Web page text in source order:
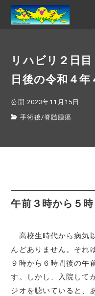
リハビリ２日
日後の令和４年
公開:2023年11月15日
手術後 /脊髄腫瘍
午前３時から５時
高校生時代から病気
んどありません。それ
９時から６時間後の午
す。しかし、入院して
ジオを聴いていると、